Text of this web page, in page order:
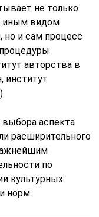
не только
иным видом
но и сам процесс
авторства в
институт
аспекта
расширительного
по
культурных
норм.